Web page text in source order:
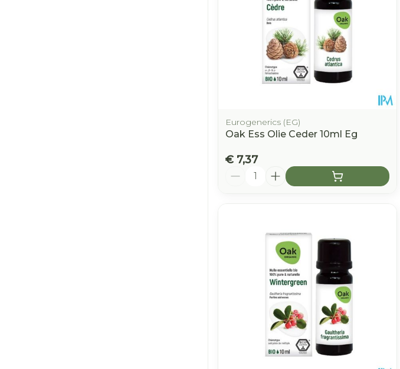
Eurogenerics (EG)
Oak Ess Olie Ceder 10ml Eg
€ 7,37
Aantal